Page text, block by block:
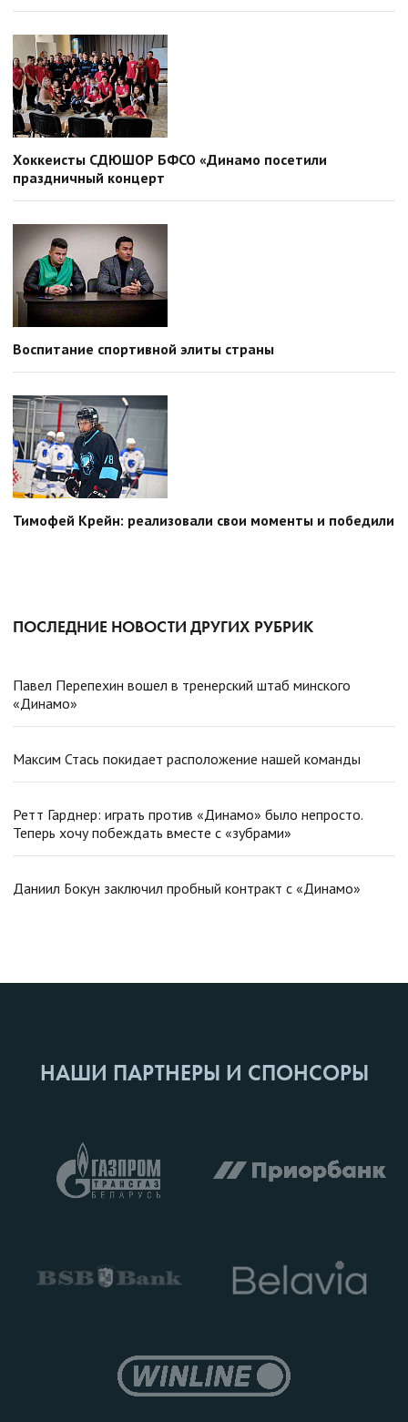
Хоккеисты СДЮШОР БФСО «Динамо посетили
праздничный концерт
Воспитание спортивной элиты страны
Тимофей Крейн: реализовали свои моменты и победили
ПОСЛЕДНИЕ НОВОСТИ ДРУГИХ РУБРИК
Павел Перепехин вошел в тренерский штаб минского
«Динамо»
Максим Стась покидает расположение нашей команды
Ретт Гарднер: играть против «Динамо» было непросто.
Теперь хочу побеждать вместе с «зубрами»
Даниил Бокун заключил пробный контракт с «Динамо»
НАШИ ПАРТНЕРЫ И СПОНСОРЫ